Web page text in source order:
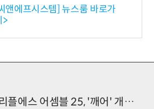
공급
앤에프시스템] 뉴스룸 바로가
>
어셈블 25, '깨어' 개인 컷 '시선 집중'